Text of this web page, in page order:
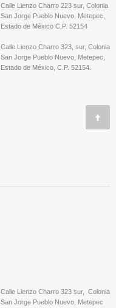
Calle Lienzo Charro 223 sur, Colonia
San Jorge Pueblo Nuevo, Metepec,
Estado de México C.P. 52154
Calle Lienzo Charro 323, sur, Colonia
San Jorge Pueblo Nuevo, Metepec,
Estado de México, C.P. 52154.
Calle Lienzo Charro 323 sur, Colonia
San Jorge Pueblo Nuevo, Metepec